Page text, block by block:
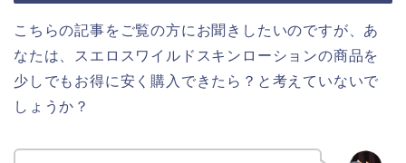
こちらの記事をご覧の方にお聞きしたいのですが、あ
なたは、スエロスワイルドスキンローションの商品を
少しでもお得に安く購入できたら？と考えていないで
しょうか？